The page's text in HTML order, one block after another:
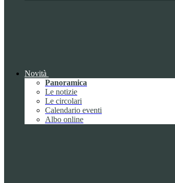
Novità
Panoramica
Le notizie
Le circolari
Calendario eventi
Albo online